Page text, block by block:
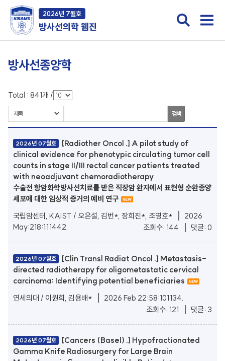
2026년 7월호
방사선의학 웹진
방사선종양학
Total : 841개 /
검색
2026년 07월호
[Radiother Oncol .] A pilot study of
clinical evidence for phenotypic circulating tumor cell
counts in stage II/III rectal cancer patients treated
with neoadjuvant chemoradiotherapy
수술전 항암화학방사선치료를 받은 직장암 환자에서 표현형 순환종양
세포에 대한 임상적 증거의 예비 연구
국립암센터, KAIST / 오은설, 김번*, 장희진*, 조영호*
2026
May:218:111442.
댓글: 0
조회수: 144
2026년 07월호
[Clin Transl Radiat Oncol .] Metastasis-
directed radiotherapy for oligometastatic cervical
carcinoma: Identifying potential beneficiaries
연세의대 / 이원희, 김용배*
2026 Feb 22:58:101134.
댓글: 3
조회수: 121
2026년 07월호
[Cancers (Basel) .] Hypofractionated
Gamma Knife Radiosurgery for Large Brain